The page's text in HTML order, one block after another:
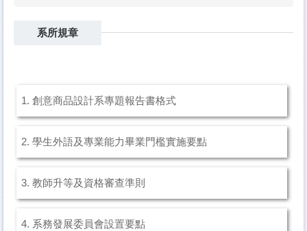
系所規章
1. 創意商品設計系專題報告書格式
2. 學生外語及專業能力畢業門檻實施要點
3. 教師升等及資格審查準則
4. 系務發展委員會設置要點